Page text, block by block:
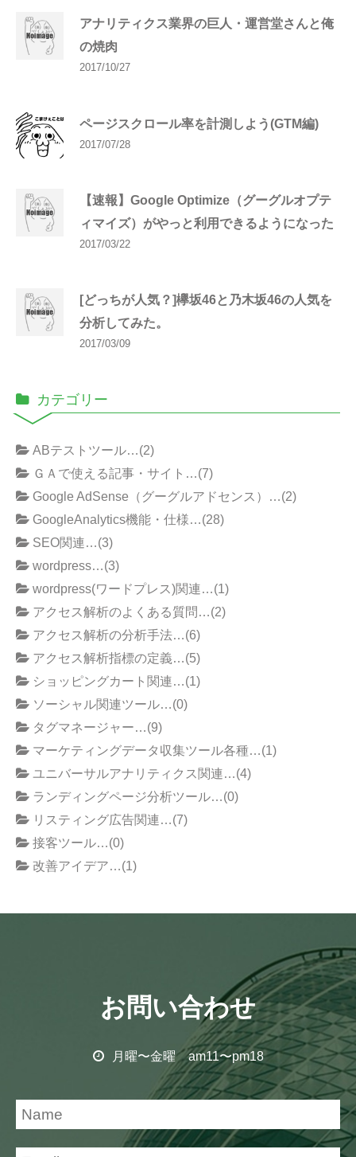
アナリティクス業界の巨人・運営堂さんと俺
の焼肉
2017/10/27
ページスクロール率を計測しよう(GTM編)
2017/07/28
【速報】Google Optimize（グーグルオプテ
ィマイズ）がやっと利用できるようになった
2017/03/22
[どっちが人気？]欅坂46と乃木坂46の人気を
分析してみた。
2017/03/09
カテゴリー
ABテストツール…(2)
ＧＡで使える記事・サイト…(7)
Google AdSense（グーグルアドセンス）…(2)
GoogleAnalytics機能・仕様…(28)
SEO関連…(3)
wordpress…(3)
wordpress(ワードプレス)関連…(1)
アクセス解析のよくある質問…(2)
アクセス解析の分析手法…(6)
アクセス解析指標の定義…(5)
ショッピングカート関連…(1)
ソーシャル関連ツール…(0)
タグマネージャー…(9)
マーケティングデータ収集ツール各種…(1)
ユニバーサルアナリティクス関連…(4)
ランディングページ分析ツール…(0)
リスティング広告関連…(7)
接客ツール…(0)
改善アイデア…(1)
お問い合わせ
月曜〜金曜 am11〜pm18